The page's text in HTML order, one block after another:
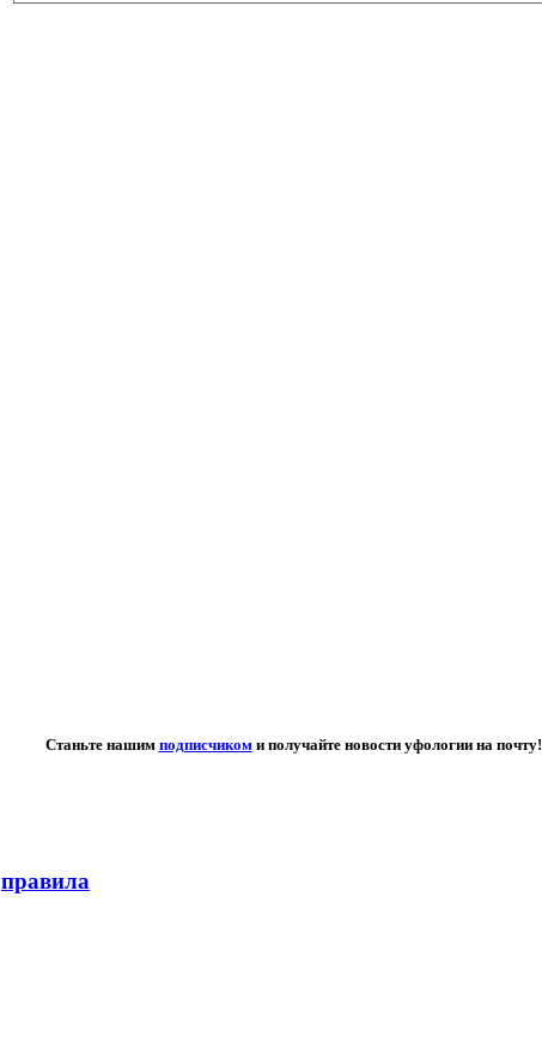
Станьте нашим подписчикоми получайте новости уфологии на почту!
правила